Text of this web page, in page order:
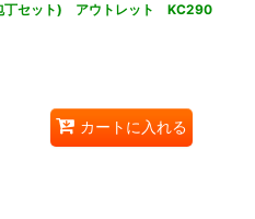
丁セット) アウトレット KC290
カートに入れる